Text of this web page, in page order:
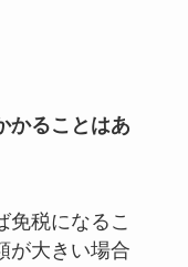
かることはあ
免税になるこ
が大きい場合